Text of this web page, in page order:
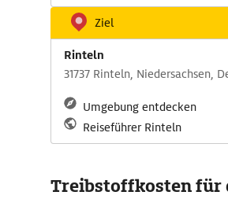
Ziel
Rinteln
31737 Rinteln, Niedersachsen,
Umgebung entdecken
Reiseführer Rinteln
Treibstoffkosten für